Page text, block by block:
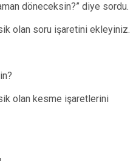
döneceksin?” diye sordu.
olan soru işaretini ekleyiniz.
olan kesme işaretlerini